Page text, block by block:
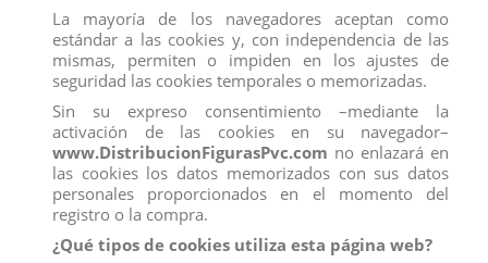
La mayoría de los navegadores aceptan como
estándar a las cookies y, con independencia de las
mismas, permiten o impiden en los ajustes de
seguridad las cookies temporales o memorizadas.
Sin su expreso consentimiento –mediante la
activación de las cookies en su navegador–
www.DistribucionFigurasPvc.com no enlazará en
las cookies los datos memorizados con sus datos
personales proporcionados en el momento del
registro o la compra.
¿Qué tipos de cookies utiliza esta página web?